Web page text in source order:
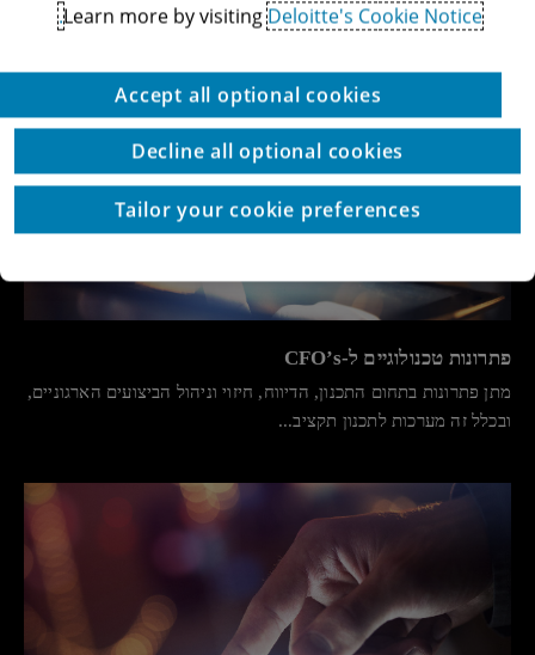
פתרונות טכנולוגיים ל-CFO’s
מתן פתרונות בתחום התכנון, הדיווח, חיזוי וניהול הביצועים הארגוניים,
ובכלל זה מערכות לתכנון תקציב...
Learn more by visitingDeloitte's Cookie Notice.
Accept all optional cookies
Decline all optional cookies
Tailor your cookie preferences